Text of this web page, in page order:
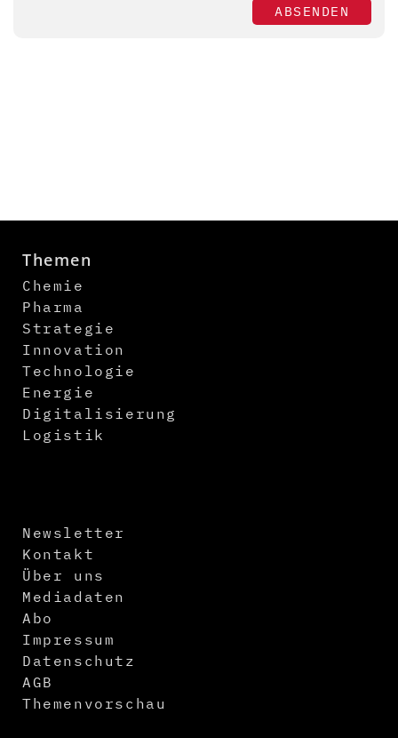
ABSENDEN
Themen
Chemie
Pharma
Strategie
Innovation
Technologie
Energie
Digitalisierung
Logistik
Newsletter
Kontakt
Über uns
Mediadaten
Abo
Impressum
Datenschutz
AGB
Themenvorschau